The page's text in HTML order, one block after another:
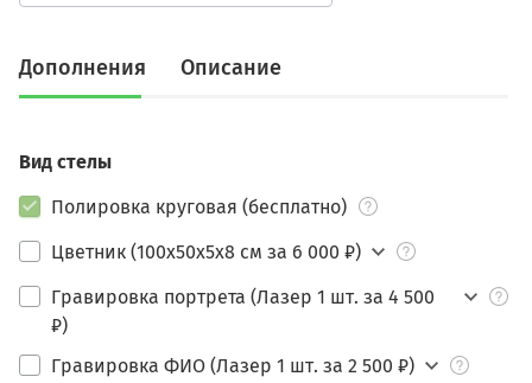
Дополнения Описание
Вид стелы
Полировка круговая (бесплатно)
Цветник (100х50х5х8 см за 6 000 ₽)
Гравировка портрета (Лазер 1 шт. за 4 500
₽)
Гравировка ФИО (Лазер 1 шт. за 2 500 ₽)